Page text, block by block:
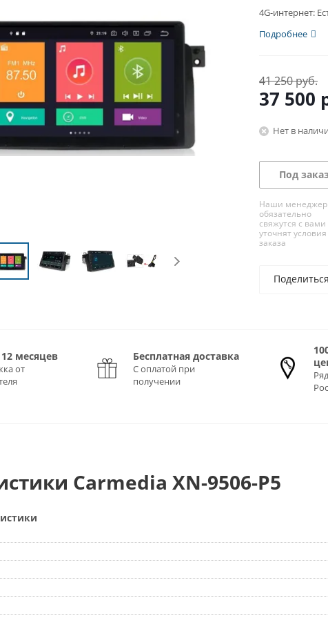
4G-интернет:
Подробнее
41 250 руб.
37 500
Нет в
Под заказ
Наши
обязательно
свяжутся с вами
уточнят условия
заказа
Поделиться
месяцев
от
Бесплатная доставка
С оплатой при
получении
Carmedia XN-9506-P5